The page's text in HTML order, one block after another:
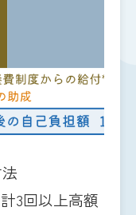
3回以上高額